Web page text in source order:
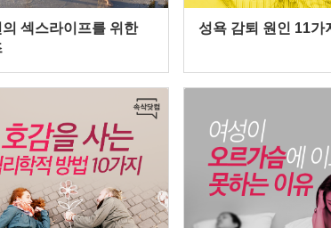
의 섹스라이프를 위한
성욕 감퇴 원인 11가